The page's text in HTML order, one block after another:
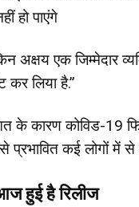
हो पाएंगे
अक्षय एक जिम्मेदार
लिया है.”
के कारण कोविड-19
कई लोगों में
हुई है रिलीज